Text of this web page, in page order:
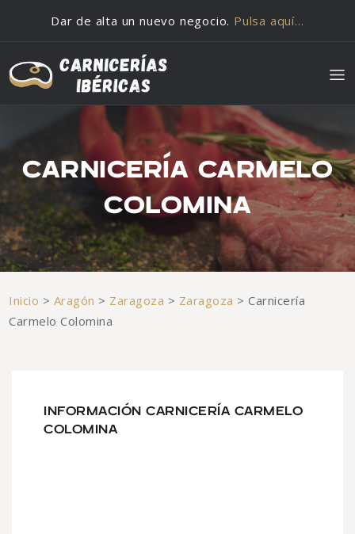
Dar de alta un nuevo negocio. Pulsa aquí…
CARNICERÍA CARMELO
COLOMINA
Inicio > Aragón > Zaragoza > Zaragoza >Carnicería
Carmelo Colomina
INFORMACIÓN CARNICERÍA CARMELO
COLOMINA